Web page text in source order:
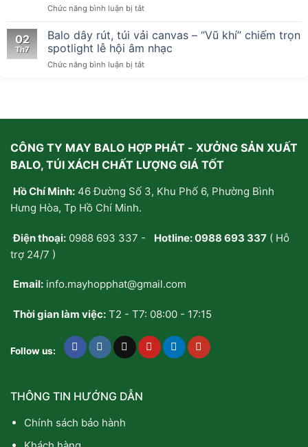
túi
handmade:
sao
giới
riêng
chứ
không
sẵn?
Chức năng bình luận bị tắtở
Thuật
Dập
Nổi,
Ép
Pháp
Nâng
Tầm
Diện
Cặp
02
Th7
Balo dây rút, túi vải canvas – “Vũ khí” chiếm trọn
spotlight lễ hội âm nhạc
Chức năng bình luận bị tắtở
–
khí”
trọn
âm
CÔNG TY MAY BALO HỢP PHÁT - XƯỞNG SẢN XUẤT
BALO, TÚI XÁCH CHẤT LƯỢNG GIÁ TỐT
Hồ Chí Minh: 46 Đường Số 3, Khu Phố 6, Phường Bình
Hưng Hòa, Tp Hồ Chí Minh.
Điện thoại: 0988 693 337 - Hotline:0988 693 337 ( Hỗ
trợ 24/7 )
Email: info.mayhopphat@gmail.com
Thời gian làm việc: T2 - T7: 08:00 - 17:15
Follow us:
THÔNG TIN HƯỚNG DẪN
Chính sách bảo hành